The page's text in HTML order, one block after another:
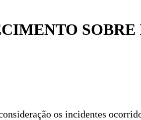
os incidentes